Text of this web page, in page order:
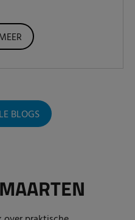
BLOGS
MAARTEN